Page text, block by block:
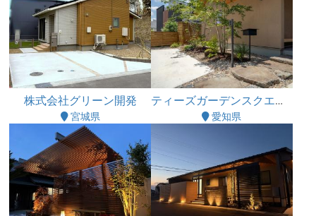
株式会社グリーン開発
宮城県
ティーズガーデンスクエア株式会社
愛知県